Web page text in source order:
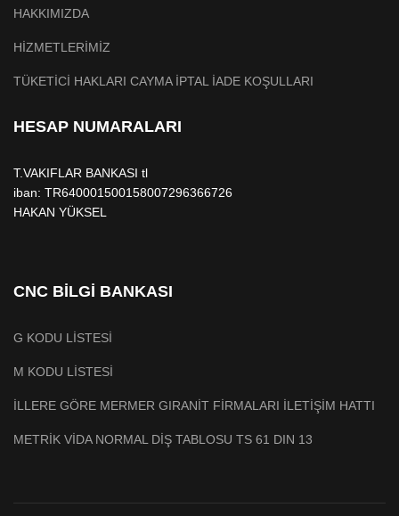
HAKKIMIZDA
HİZMETLERİMİZ
TÜKETİCİ HAKLARI CAYMA İPTAL İADE KOŞULLARI
HESAP NUMARALARI
T.VAKIFLAR BANKASI tl
iban: TR640001500158007296366726
HAKAN YÜKSEL
CNC BİLGİ BANKASI
G KODU LİSTESİ
M KODU LİSTESİ
İLLERE GÖRE MERMER GIRANİT FİRMALARI İLETİŞİM HATTI
METRİK VİDA NORMAL DİŞ TABLOSU TS 61 DIN 13